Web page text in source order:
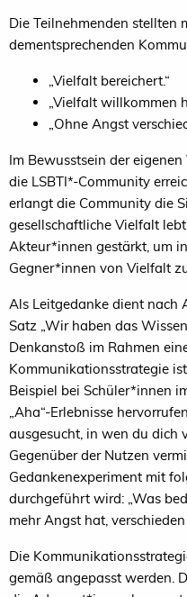
Die Teilnehmenden stellten
dementsprechenden
„Vielfalt bereichert.“
„Vielfalt willkommen
„Ohne Angst
Im Bewusstsein der
die LSBTI*-Community
erlangt die Community die
gesellschaftliche Vielfalt
Akteur*innen gestärkt, um
Gegner*innen von Vielfalt
Als Leitgedanke dient nach
Satz „Wir haben das
Denkanstoß im Rahmen
Kommunikationsstrategie
Beispiel bei Schüler*innen
„Aha“-Erlebnisse
ausgesucht, in wen du dich
Gegenüber der Nutzen
Gedankenexperiment mit
durchgeführt wird: „Was
mehr Angst hat, verschieden
Die
gemäß angepasst werden.